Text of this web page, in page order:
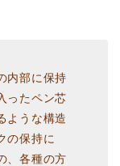
内部に保持
ったペン芯
ような構造
の保持に
、各種の方